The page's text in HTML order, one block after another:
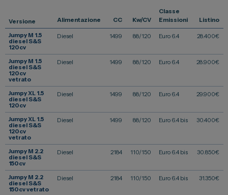
Vendi la tua auto
Soluzioni Business
Convenzioni
Dipendenti Stellantis
Promozioni
Gruppo Spazio
Il Gruppo Spazio
Impegno per l’Ambiente
Impegno per il Sociale
Versione Alimentazione CC Kw/CV
Classe
Emissioni
Listino
Jumpy M 1.5
diesel S&S
120cv
Diesel 1499 88/120 Euro 6.4 28.400€
Jumpy M 1.5
diesel S&S
120cv
vetrato
Diesel 1499 88/120 Euro 6.4 28.900€
Jumpy XL 1.5
diesel S&S
120cv
Diesel 1499 88/120 Euro 6.4 29.900€
Jumpy XL 1.5
diesel S&S
120cv
vetrato
Diesel 1499 88/120 Euro 6.4 bis 30.400€
Jumpy M 2.2
diesel S&S
150cv
Diesel 2184 110/150 Euro 6.4 bis 30.850€
Jumpy M 2.2
diesel S&S
150cv vetrato
Diesel 2184 110/150 Euro 6.4 bis 31.350€